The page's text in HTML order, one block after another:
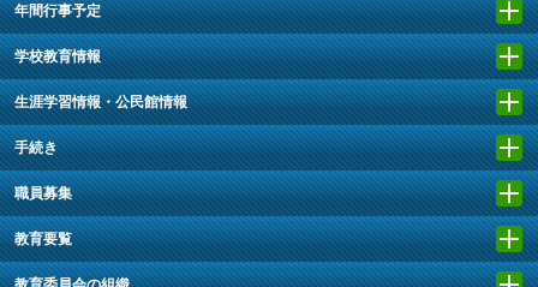
年間行事予定
学校教育情報
生涯学習情報・公民館情報
手続き
職員募集
教育要覧